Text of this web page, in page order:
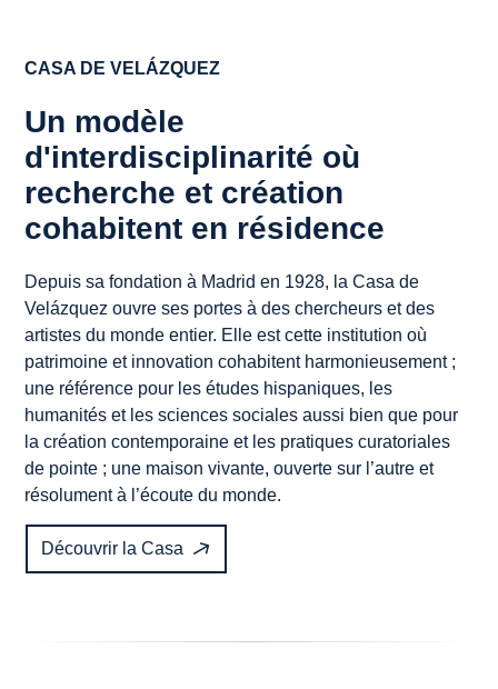
CASA DE VELÁZQUEZ
Un modèle
d'interdisciplinarité où
recherche et création
cohabitent en résidence
Depuis sa fondation à Madrid en 1928, la Casa de
Velázquez ouvre ses portes à des chercheurs et des
artistes du monde entier. Elle est cette institution où
patrimoine et innovation cohabitent harmonieusement ;
une référence pour les études hispaniques, les
humanités et les sciences sociales aussi bien que pour
la création contemporaine et les pratiques curatoriales
de pointe ; une maison vivante, ouverte sur l’autre et
résolument à l’écoute du monde.
Découvrir la Casa